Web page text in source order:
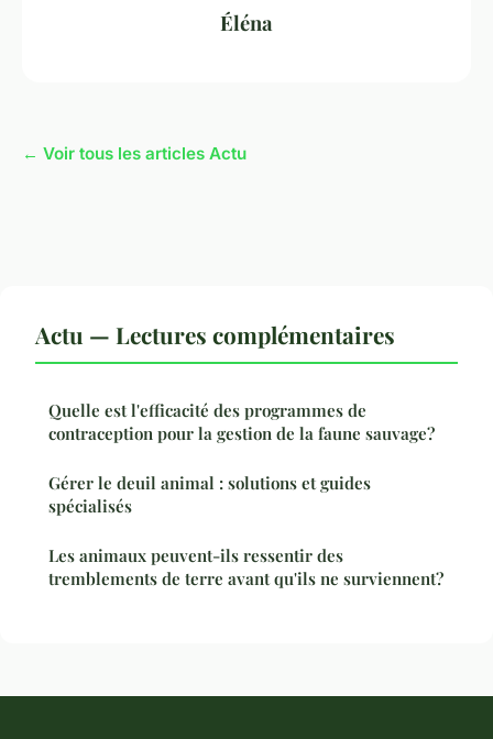
Éléna
← Voir tous les articles Actu
Actu — Lectures complémentaires
Quelle est l'efficacité des programmes de
contraception pour la gestion de la faune sauvage?
Gérer le deuil animal : solutions et guides
spécialisés
Les animaux peuvent-ils ressentir des
tremblements de terre avant qu'ils ne surviennent?